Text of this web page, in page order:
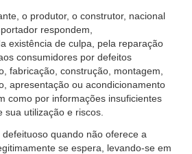
o produtor, o construtor, nacional
respondem,
existência de culpa, pela reparação
consumidores por defeitos
fabricação, construção, montagem,
apresentação ou acondicionamento
como por informações insuficientes
utilização e riscos.
quando não oferece a
se espera, levando-se em